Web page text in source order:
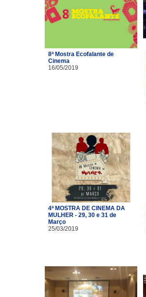
8ª Mostra Ecofalante de
Cinema
16/05/2019
4ª MOSTRA DE CINEMA DA
MULHER - 29, 30 e 31 de
Março
25/03/2019